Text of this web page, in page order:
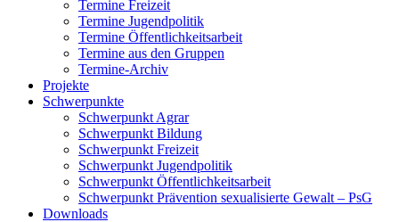
Termine Freizeit
Termine Jugendpolitik
Termine Öffentlichkeitsarbeit
Termine aus den Gruppen
Termine-Archiv
Projekte
Schwerpunkte
Schwerpunkt Agrar
Schwerpunkt Bildung
Schwerpunkt Freizeit
Schwerpunkt Jugendpolitik
Schwerpunkt Öffentlichkeitsarbeit
Schwerpunkt Prävention sexualisierte Gewalt – PsG
Downloads